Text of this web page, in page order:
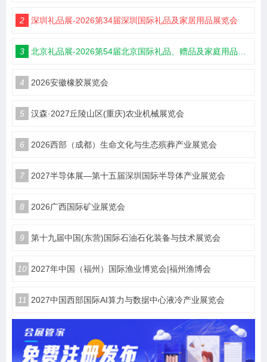
2 深圳礼品展-2026第34届深圳国际礼品及家居用品展览会
3 北京礼品展-2026第54届北京国际礼品、赠品及家庭用品展览会
4 2026安徽橡胶展览会
5 汉森·2027丘陵山区(重庆)农业机械展览会
6 2026西部（成都）生命文化与生态殡葬产业展览会
7 2027半导体展—第十五届深圳国际半导体产业展览会
8 2026广西国际矿业展览会
9 第十九届中国(东营)国际石油石化装备与技术展览会
10 2027年中国（福州）国际渔业博览会|福州渔博会
11 2027中国西部国际AI算力与数据中心液冷产业展览会